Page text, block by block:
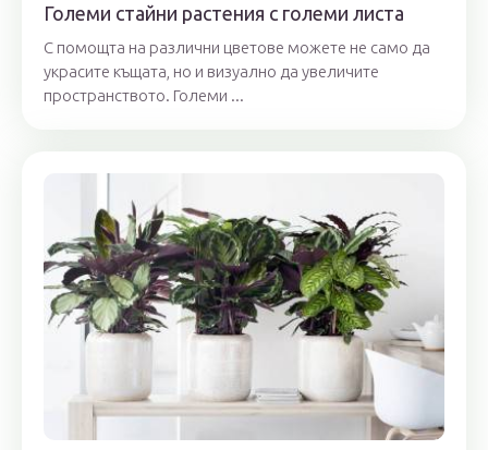
Големи стайни растения с големи листа
С помощта на различни цветове можете не само да
украсите къщата, но и визуално да увеличите
пространството. Големи ...